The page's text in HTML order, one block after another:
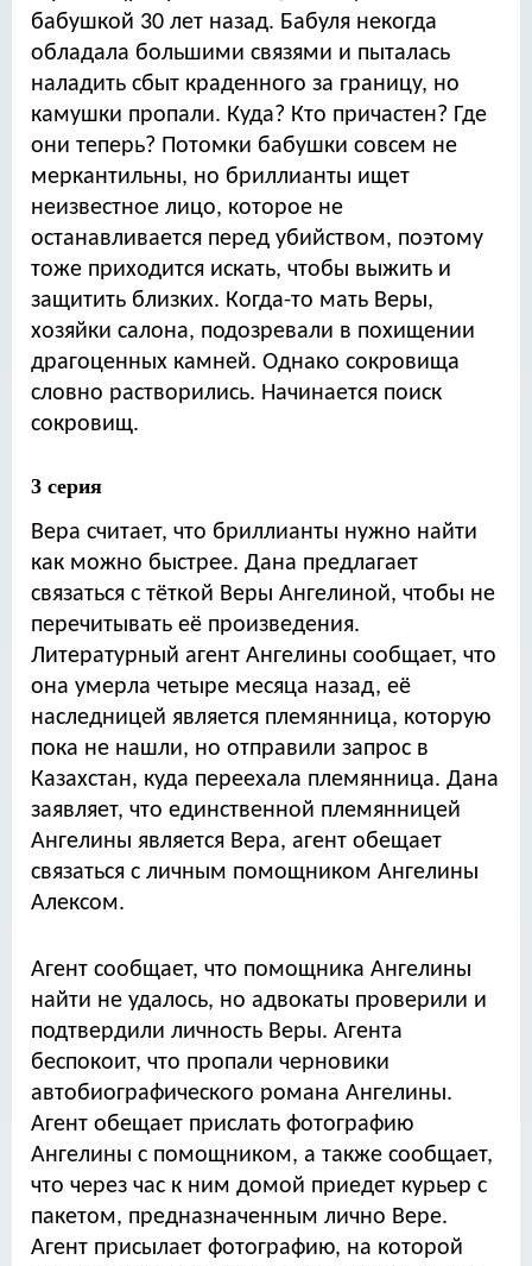
бабушкой 30 лет назад. Бабуля некогда
обладала большими связями и пыталась
наладить сбыт краденного за границу, но
камушки пропали. Куда? Кто причастен? Где
они теперь? Потомки бабушки совсем не
меркантильны, но бриллианты ищет
неизвестное лицо, которое не
останавливается перед убийством, поэтому
тоже приходится искать, чтобы выжить и
защитить близких. Когда-то мать Веры,
хозяйки салона, подозревали в похищении
драгоценных камней. Однако сокровища
словно растворились. Начинается поиск
сокровищ.
3 серия
Вера считает, что бриллианты нужно найти
как можно быстрее. Дана предлагает
связаться с тёткой Веры Ангелиной, чтобы не
перечитывать её произведения.
Литературный агент Ангелины сообщает, что
она умерла четыре месяца назад, её
наследницей является племянница, которую
пока не нашли, но отправили запрос в
Казахстан, куда переехала племянница. Дана
заявляет, что единственной племянницей
Ангелины является Вера, агент обещает
связаться с личным помощником Ангелины
Алексом.
Агент сообщает, что помощника Ангелины
найти не удалось, но адвокаты проверили и
подтвердили личность Веры. Агента
беспокоит, что пропали черновики
автобиографического романа Ангелины.
Агент обещает прислать фотографию
Ангелины с помощником, а также сообщает,
что через час к ним домой приедет курьер с
пакетом, предназначенным лично Вере.
Агент присылает фотографию, на которой